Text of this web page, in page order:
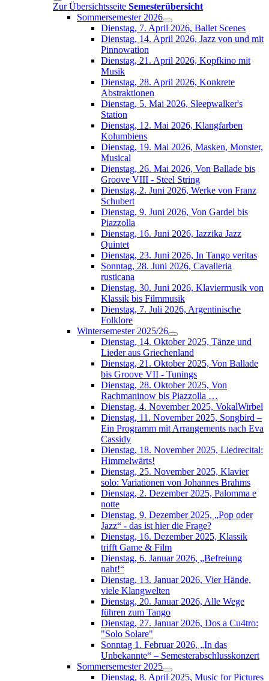
Zur Übersichtsseite Semesterübersicht
Sommersemester 2026
Dienstag, 7. April 2026, Ballet Scenes
Dienstag, 14. April 2026, Jazz von und mit
Pinnowation
Dienstag, 21. April 2026, Kopfkino mit
Musik
Dienstag, 28. April 2026, Konkrete
Abstraktionen
Dienstag, 5. Mai 2026, Sleepwalker's
Station
Dienstag, 12. Mai 2026, Klangfarben
Kolumbiens
Dienstag, 19. Mai 2026, Masken, Monster,
Musical
Dienstag, 26. Mai 2026, Von Ballade bis
Groove VIII - Steel String
Dienstag, 2. Juni 2026, Werke von Franz
Schubert
Dienstag, 9. Juni 2026, Von Gardel bis
Piazzolla
Dienstag, 16. Juni 2026, Iazzika Jazz
Quintet
Dienstag, 23. Juni 2026, In Tango veritas
Sonntag, 28. Juni 2026, Cavalleria
rusticana
Dienstag, 30. Juni 2026, Klaviermusik von
Klassik bis Filmmusik
Dienstag, 7. Juli 2026, Argentinische
Folklore
Wintersemester 2025/26
Dienstag, 14. Oktober 2025, Tänze und
Lieder aus Griechenland
Dienstag, 21. Oktober 2025, Von Ballade
bis Groove VII - Tunings
Dienstag, 28. Oktober 2025, Von
Rachmaninow bis Piazzolla …
Dienstag, 4. November 2025, VokalWirbel
Dienstag, 11. November 2025, Songbird –
Ein Programm mit Arrangements nach Eva
Cassidy
Dienstag, 18. November 2025, Liedrecital:
Himmelwärts!
Dienstag, 25. November 2025, Klavier
solo: Variationen von Johannes Brahms
Dienstag, 2. Dezember 2025, Palomma e
notte
Dienstag, 9. Dezember 2025, „Pop oder
Jazz“ - das ist hier die Frage?
Dienstag, 16. Dezember 2025, Klassik
trifft Game & Film
Dienstag, 6. Januar 2026, „Befreiung
naht!“
Dienstag, 13. Januar 2026, Vier Hände,
viele Klangwelten
Dienstag, 20. Januar 2026, Alle Wege
führen zum Tango
Dienstag, 27. Januar 2026, Dos a Cu4tro:
"Solo Solare"
Sonntag 1. Februar 2026, „In das
Unbekannte“ – Semesterabschlusskonzert
Sommersemester 2025
Dienstag, 8. April 2025, Music for Pictures